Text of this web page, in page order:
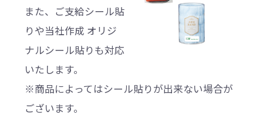
また、ご支給シール貼
りや当社作成 オリジ
ナルシール貼りも対応
いたします。
※商品によってはシール貼りが出来ない場合が
ございます。